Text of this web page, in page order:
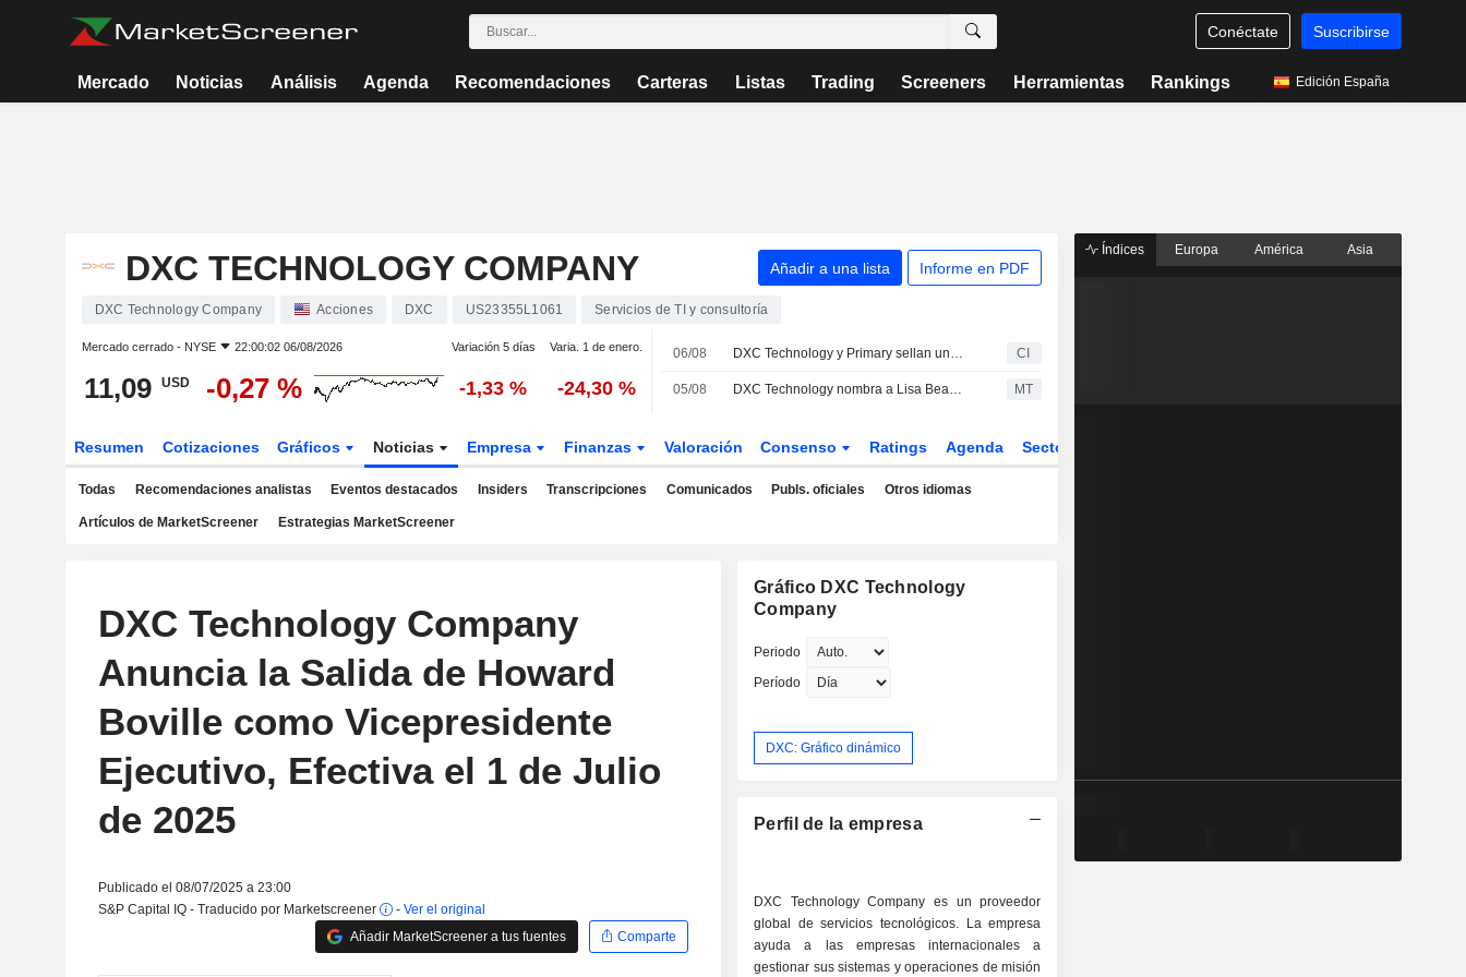
Conéctate Suscribirse
Mercado Noticias Análisis Agenda Recomendaciones Carteras Listas Trading Screeners Herramientas Rankings Edición España
DXC TECHNOLOGY COMPANY Añadir a una lista Informe en PDF
DXC Technology Company Acciones DXC US23355L1061 Servicios de TI y consultoría
Mercado cerrado - NYSE 22:00:02 06/08/2026 Variación 5 días Varia. 1 de enero.
11,09 USD -0,27 % -1,33 % -24,30 %
06/08 DXC Technology y Primary sellan una alianza estratégica para lanzar una plataforma Zero Trust nativa de IA para empresas CI
05/08 DXC Technology nombra a Lisa Beaudoin directora de producto MT
Resumen Cotizaciones Gráficos Noticias Empresa Finanzas Valoración Consenso Ratings Agenda Sector
Todas Recomendaciones analistas Eventos destacados Insiders Transcripciones Comunicados Publs. oficiales Otros idiomas
Artículos de MarketScreener Estrategias MarketScreener
DXC Technology Company
Anuncia la Salida de Howard
Boville como Vicepresidente
Ejecutivo, Efectiva el 1 de Julio
de 2025
Publicado el 08/07/2025 a 23:00
S&P Capital IQ - Traducido por Marketscreener
- Ver el original
Añadir MarketScreener a tus fuentes
Comparte
Gráfico DXC Technology
Company
Periodo
Período
DXC: Gráfico dinámico
Perfil de la empresa
DXC Technology Company es un proveedor
global de servicios tecnológicos. La empresa
ayuda a las empresas internacionales a
gestionar sus sistemas y operaciones de misión
Índices Europa América Asia